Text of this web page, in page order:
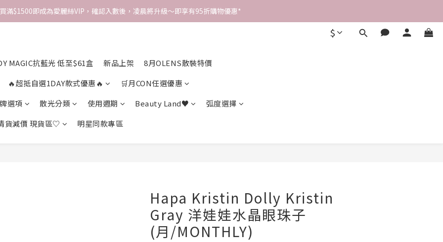
滿$1500即成為愛麗絲VIP，確認入數後，凌晨將升級～即享有95折購物優惠*
$
MAGIC抗藍光 低至$61盒 新品上架
8月OLENS散裝特價
🔥超抵自選1DAY款式優惠🔥
🛒月CON任選優惠
選項
散光分類 使用週期 Beauty Land♥
弧度選擇
貨減價 現貨區♡
明星同款專區
Hapa Kristin Dolly Kristin
Gray 洋娃娃水晶眼珠子
(月/MONTHLY)